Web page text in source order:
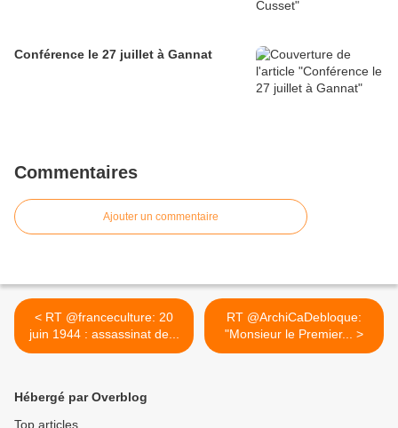
Conférence le 27 juillet à Gannat
Commentaires
Ajouter un commentaire
< RT @franceculture: 20
juin 1944 : assassinat de...
RT @ArchiCaDebloque:
"Monsieur le Premier... >
Hébergé par Overblog
Top articles